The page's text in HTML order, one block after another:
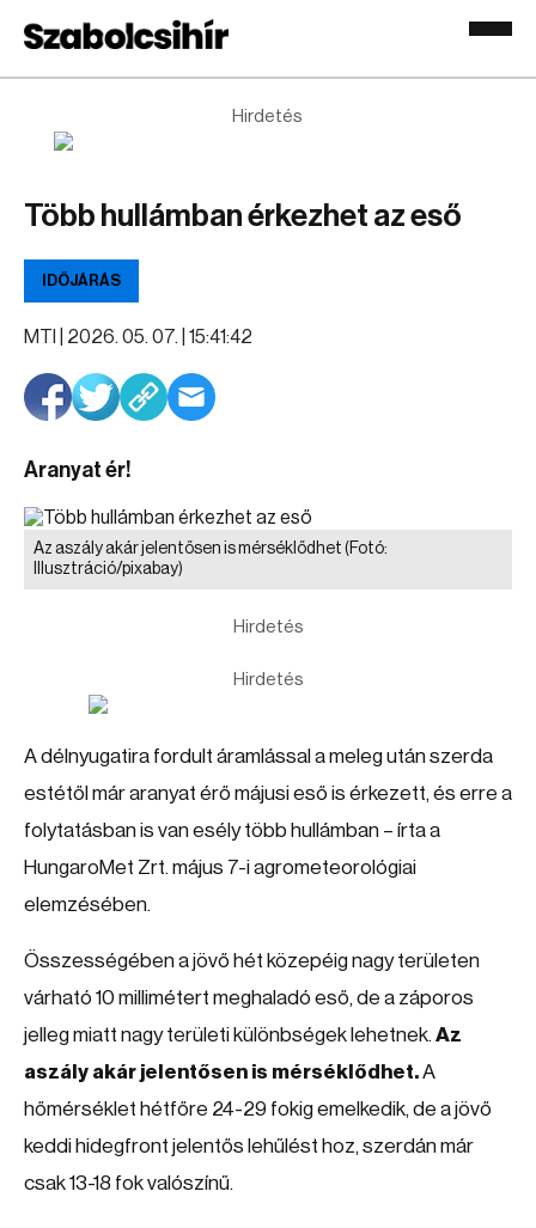
Hirdetés
Több hullámban érkezhet az eső
IDŐJÁRÁS
MTI | 2026. 05. 07. | 15:41:42
Aranyat ér!
Az aszály akár jelentősen is mérséklődhet (Fotó:
Illusztráció/pixabay)
Hirdetés
Hirdetés
A délnyugatira fordult áramlással a meleg után szerda
estétől már aranyat érő májusi eső is érkezett, és erre a
folytatásban is van esély több hullámban – írta a
HungaroMet Zrt. május 7-i agrometeorológiai
elemzésében.
Összességében a jövő hét közepéig nagy területen
várható 10 millimétert meghaladó eső, de a záporos
jelleg miatt nagy területi különbségek lehetnek. Az
aszály akár jelentősen is mérséklődhet.A
hőmérséklet hétfőre 24-29 fokig emelkedik, de a jövő
keddi hidegfront jelentős lehűlést hoz, szerdán már
csak 13-18 fok valószínű.